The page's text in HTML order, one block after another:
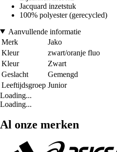
Jacquard inzetstuk
100% polyester (gerecycled)
Aanvullende informatie
Merk
Jako
Kleur
zwart/oranje fluo
Kleur
Zwart
Geslacht
Gemengd
Leeftijdsgroep Junior
Loading...
Loading...
Al onze merken